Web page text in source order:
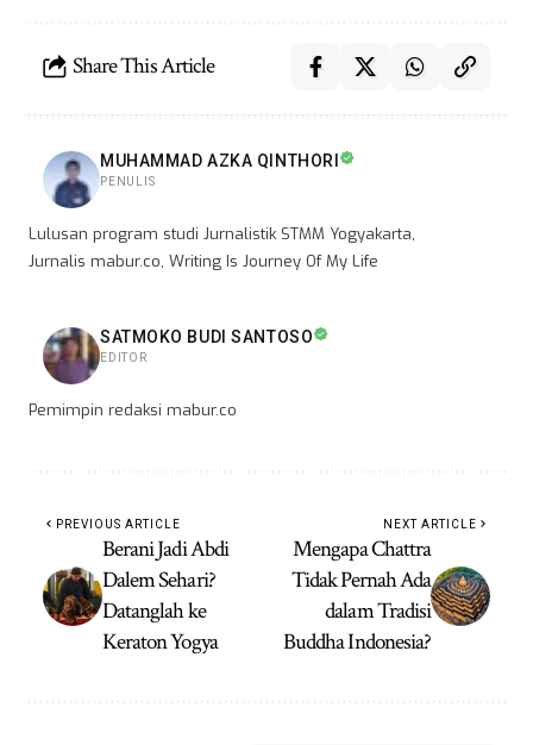
Share This Article
MUHAMMAD AZKA QINTHORI
PENULIS
Lulusan program studi Jurnalistik STMM Yogyakarta,
Jurnalis mabur.co, Writing Is Journey Of My Life
SATMOKO BUDI SANTOSO
EDITOR
Pemimpin redaksi mabur.co
PREVIOUS ARTICLE
Berani Jadi Abdi
Dalem Sehari?
Datanglah ke
Keraton Yogya
NEXT ARTICLE
Mengapa Chattra
Tidak Pernah Ada
dalam Tradisi
Buddha Indonesia?